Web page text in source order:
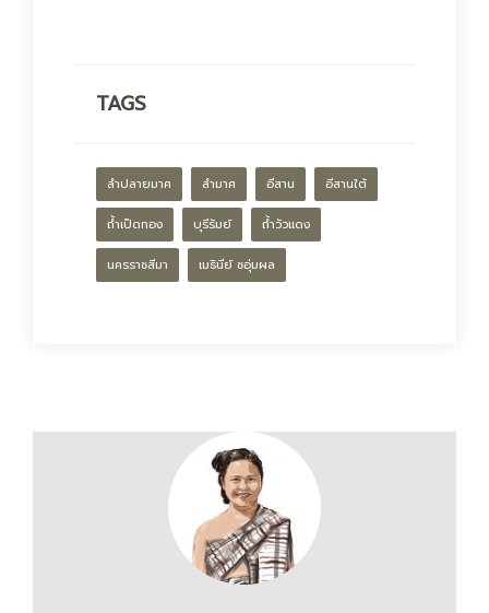
TAGS
ลำปลายมาศ ลำมาศ อีสาน อีสานใต้
ถ้ำเป็ดทอง บุรีรัมย์ ถ้ำวัวแดง
นครราชสีมา เมธินีย์ ชอุ่มผล